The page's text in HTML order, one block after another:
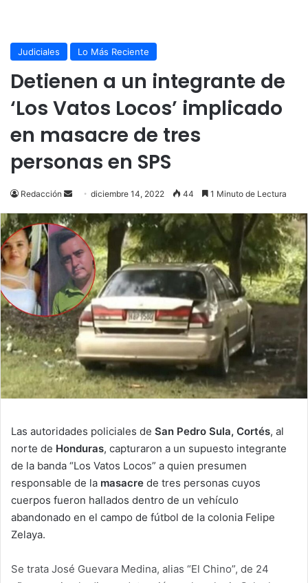
Judiciales Lo Más Reciente
Detienen a un integrante de
‘Los Vatos Locos’ implicado
en masacre de tres
personas en SPS
Redacción
Send
email
diciembre 14, 2022 44 1 Minuto de Lectura
Las autoridades policiales de San Pedro Sula, Cortés, al
norte de Honduras, capturaron a un supuesto integrante
de la banda “Los Vatos Locos” a quien presumen
responsable de la masacre de tres personas cuyos
cuerpos fueron hallados dentro de un vehículo
abandonado en el campo de fútbol de la colonia Felipe
Zelaya.
Se trata José Guevara Medina, alias “El Chino”, de 24